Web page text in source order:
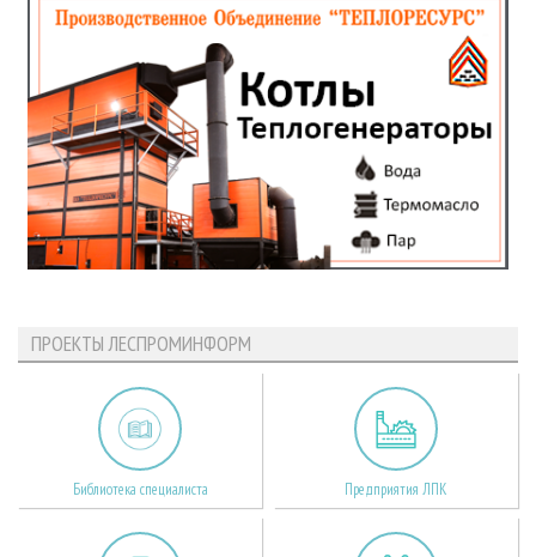
ПРОЕКТЫ ЛЕСПРОМИНФОРМ
Библиотека специалиста Предприятия ЛПК